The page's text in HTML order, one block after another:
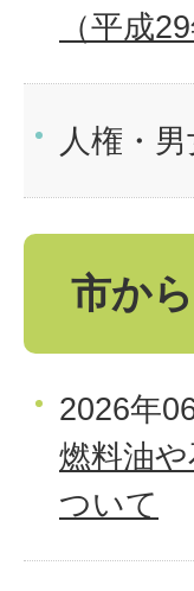
（平成
人権・
市か
2026年
燃料油
ついて